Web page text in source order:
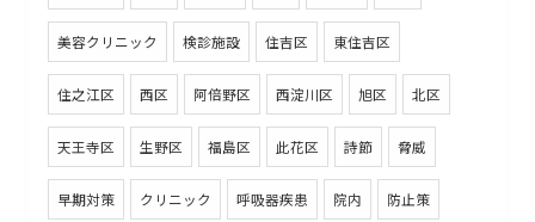
美容クリニック 検診施設 住吉区 東住吉区
住之江区 西区 阿倍野区 西淀川区 旭区 北区
天王寺区 生野区 福島区 此花区 詩節 脅威
早期対策 クリニック 呼吸器疾患 院内 防止策